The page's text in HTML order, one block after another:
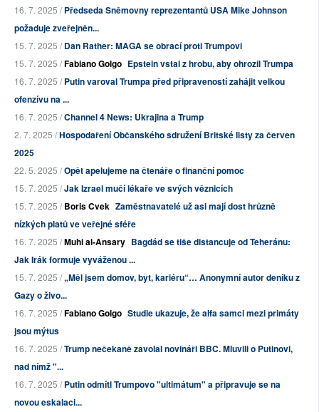
16. 7. 2025 /Předseda Sněmovny reprezentantů USA Mike Johnson
požaduje zveřejněn...
15. 7. 2025 /Dan Rather: MAGA se obrací proti Trumpovi
15. 7. 2025 /Fabiano Golgo Epstein vstal z hrobu, aby ohrozil Trumpa
16. 7. 2025 /Putin varoval Trumpa před připraveností zahájit velkou
ofenzívu na ...
16. 7. 2025 /Channel 4 News: Ukrajina a Trump
2. 7. 2025 /Hospodaření Občanského sdružení Britské listy za červen
2025
22. 5. 2025 /Opět apelujeme na čtenáře o finanční pomoc
15. 7. 2025 /Jak Izrael mučí lékaře ve svých věznicích
15. 7. 2025 /Boris Cvek Zaměstnavatelé už asi mají dost hrůzně
nízkých platů ve veřejné sféře
16. 7. 2025 /Muhi al-Ansary Bagdád se tiše distancuje od Teheránu:
Jak Irák formuje vyváženou ...
15. 7. 2025 /„Měl jsem domov, byt, kariéru“… Anonymní autor deníku z
Gazy o živo...
16. 7. 2025 /Fabiano Golgo Studie ukazuje, že alfa samci mezi primáty
jsou mýtus
16. 7. 2025 /Trump nečekaně zavolal novináři BBC. Mluvili o Putinovi,
nad nímž "...
16. 7. 2025 /Putin odmítl Trumpovo "ultimátum" a připravuje se na
novou eskalaci...